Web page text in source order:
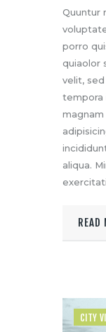
Quuntur
porro
quiaolor
velit,
tempora
aliqua.
READ
CITY